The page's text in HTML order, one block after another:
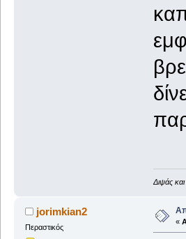
Διψάς και
jorimkian2
Περαστικός
«